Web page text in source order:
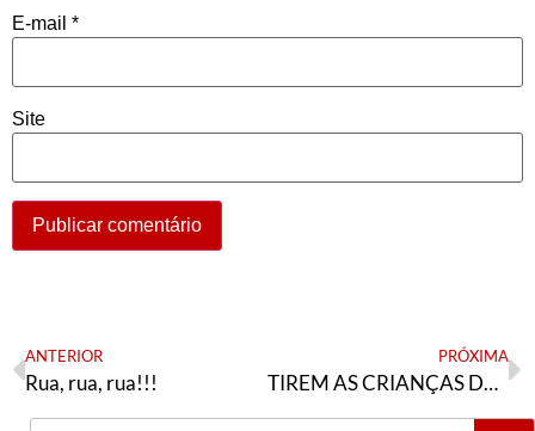
E-mail *
Site
ANTERIOR
Rua, rua, rua!!!
PRÓXIMA
TIREM AS CRIANÇAS DA SALA, PORQUE VAMOS FALAR DE UM MONSTRO